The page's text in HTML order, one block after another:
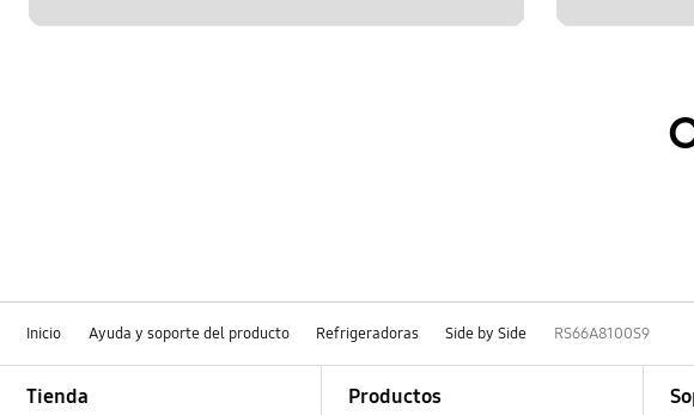
Inicio Ayuda y soporte del producto Refrigeradoras Side by Side RS66A8100S9
Tienda Productos